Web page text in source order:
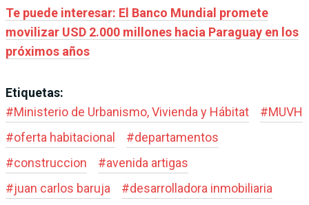
Te puede interesar: El Banco Mundial promete
movilizar USD 2.000 millones hacia Paraguay en los
próximos años
Etiquetas:
#Ministerio de Urbanismo, Vivienda y Hábitat #MUVH
#oferta habitacional #departamentos
#construccion #avenida artigas
#juan carlos baruja #desarrolladora inmobiliaria